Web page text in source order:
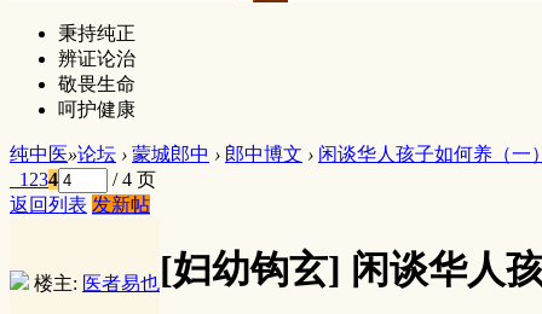
秉持纯正
辨证论治
敬畏生命
呵护健康
纯中医»论坛 › 蒙城郎中 › 郎中博文 › 闲谈华人孩子如何养（一
1 234
/ 4 页
返回列表 发新帖
楼主: 医者易也[妇幼钩玄] 闲谈华人